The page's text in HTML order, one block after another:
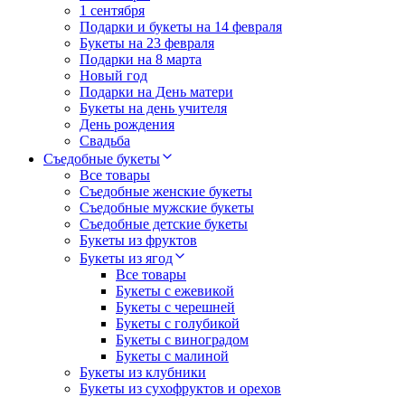
1 сентября
Подарки и букеты на 14 февраля
Букеты на 23 февраля
Подарки на 8 марта
Новый год
Подарки на День матери
Букеты на день учителя
День рождения
Свадьба
Съедобные букеты
Все товары
Съедобные женские букеты
Съедобные мужские букеты
Съедобные детские букеты
Букеты из фруктов
Букеты из ягод
Все товары
Букеты с ежевикой
Букеты с черешней
Букеты с голубикой
Букеты с виноградом
Букеты с малиной
Букеты из клубники
Букеты из сухофруктов и орехов